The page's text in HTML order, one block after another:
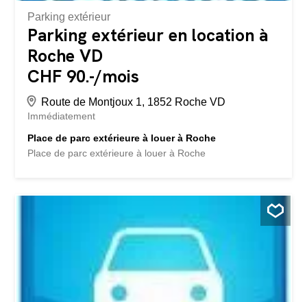
Parking extérieur
Parking extérieur en location à
Roche VD
CHF 90.-/mois
Route de Montjoux 1, 1852 Roche VD
Immédiatement
Place de parc extérieure à louer à Roche
Place de parc extérieure à louer à Roche